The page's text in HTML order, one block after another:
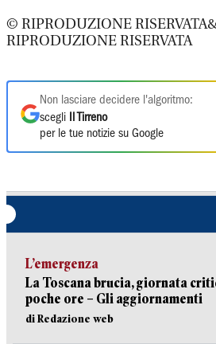
© RIPRODUZIONE
RIPRODUZIONE RISERVATA
Non lasciare decidere l'algoritmo:
scegli
Il Tirreno
per le tue notizie su Google
L’emergenza
La Toscana brucia, giornata
poche ore – Gli aggiornamenti
di Redazione web